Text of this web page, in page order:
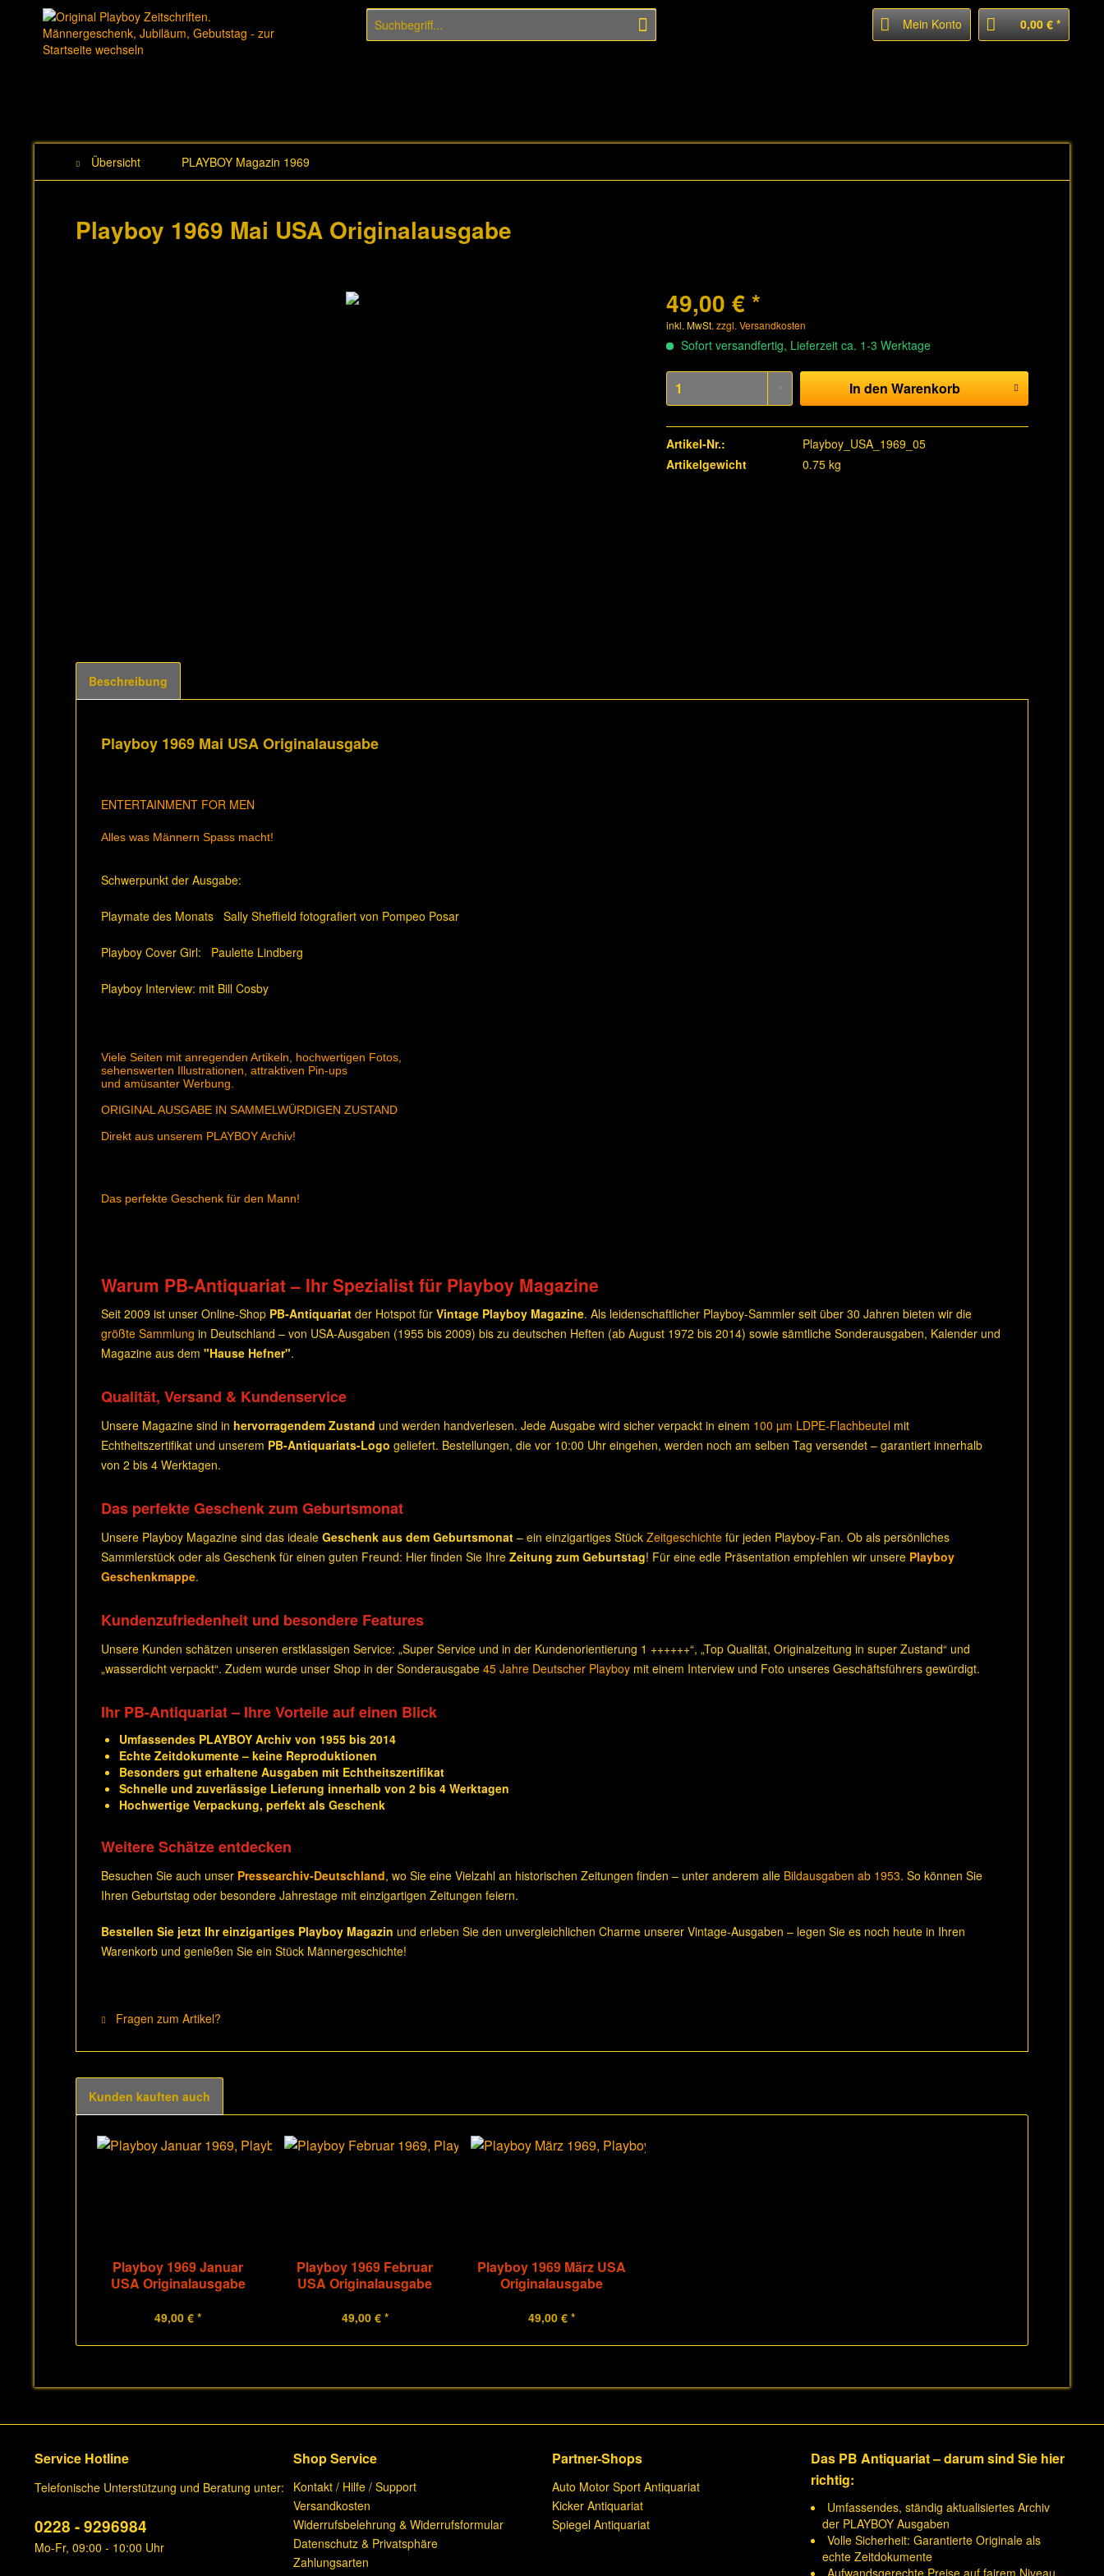
Mein Konto 0,00 € *
Übersicht PLAYBOY Magazin 1969
Playboy 1969 Mai USA Originalausgabe
49,00 € *
inkl. MwSt.zzgl. Versandkosten
Sofort versandfertig, Lieferzeit ca. 1-3 Werktage
In den Warenkorb
Artikel-Nr.:
Playboy_USA_1969_05
Artikelgewicht
0.75 kg
Beschreibung
Playboy 1969 Mai USA Originalausgabe
ENTERTAINMENT FOR MEN
Alles was Männern Spass macht!
Schwerpunkt der Ausgabe:
Playmate des Monats Sally Sheffield fotografiert von Pompeo Posar
Playboy Cover Girl: Paulette Lindberg
Playboy Interview: mit Bill Cosby
Viele Seiten mit anregenden Artikeln, hochwertigen Fotos,
sehenswerten Illustrationen, attraktiven Pin-ups
und amüsanter Werbung.
ORIGINAL AUSGABE IN SAMMELWÜRDIGEN ZUSTAND
Direkt aus unserem PLAYBOY Archiv!
Das perfekte Geschenk für den Mann!
Warum PB-Antiquariat – Ihr Spezialist für Playboy Magazine
Seit 2009 ist unser Online-Shop PB-Antiquariat der Hotspot für Vintage Playboy Magazine. Als leidenschaftlicher Playboy-Sammler seit über 30 Jahren bieten wir die
größte Sammlung in Deutschland – von USA-Ausgaben (1955 bis 2009) bis zu deutschen Heften (ab August 1972 bis 2014) sowie sämtliche Sonderausgaben, Kalender und
Magazine aus dem "Hause Hefner".
Qualität, Versand & Kundenservice
Unsere Magazine sind in hervorragendem Zustand und werden handverlesen. Jede Ausgabe wird sicher verpackt in einem 100 µm LDPE-Flachbeutel mit
Echtheitszertifikat und unserem PB-Antiquariats-Logo geliefert. Bestellungen, die vor 10:00 Uhr eingehen, werden noch am selben Tag versendet – garantiert innerhalb
von 2 bis 4 Werktagen.
Das perfekte Geschenk zum Geburtsmonat
Unsere Playboy Magazine sind das ideale Geschenk aus dem Geburtsmonat – ein einzigartiges Stück Zeitgeschichte für jeden Playboy-Fan. Ob als persönliches
Sammlerstück oder als Geschenk für einen guten Freund: Hier finden Sie Ihre Zeitung zum Geburtstag! Für eine edle Präsentation empfehlen wir unsere Playboy
Geschenkmappe.
Kundenzufriedenheit und besondere Features
Unsere Kunden schätzen unseren erstklassigen Service: „Super Service und in der Kundenorientierung 1 ++++++“, „Top Qualität, Originalzeitung in super Zustand“ und
„wasserdicht verpackt“. Zudem wurde unser Shop in der Sonderausgabe 45 Jahre Deutscher Playboy mit einem Interview und Foto unseres Geschäftsführers gewürdigt.
Ihr PB-Antiquariat – Ihre Vorteile auf einen Blick
Umfassendes PLAYBOY Archiv von 1955 bis 2014
Echte Zeitdokumente – keine Reproduktionen
Besonders gut erhaltene Ausgaben mit Echtheitszertifikat
Schnelle und zuverlässige Lieferung innerhalb von 2 bis 4 Werktagen
Hochwertige Verpackung, perfekt als Geschenk
Weitere Schätze entdecken
Besuchen Sie auch unser Pressearchiv-Deutschland, wo Sie eine Vielzahl an historischen Zeitungen finden – unter anderem alle Bildausgaben ab 1953. So können Sie
Ihren Geburtstag oder besondere Jahrestage mit einzigartigen Zeitungen feiern.
Bestellen Sie jetzt Ihr einzigartiges Playboy Magazin und erleben Sie den unvergleichlichen Charme unserer Vintage-Ausgaben – legen Sie es noch heute in Ihren
Warenkorb und genießen Sie ein Stück Männergeschichte!
Fragen zum Artikel?
Kunden kauften auch
Playboy 1969 Januar
USA Originalausgabe
49,00 € *
Playboy 1969 Februar
USA Originalausgabe
49,00 € *
Playboy 1969 März USA
Originalausgabe
49,00 € *
Service Hotline
Telefonische Unterstützung und Beratung unter:
0228 - 9296984
Mo-Fr, 09:00 - 10:00 Uhr
Shop Service
Kontakt / Hilfe / Support
Versandkosten
Widerrufsbelehrung & Widerrufsformular
Datenschutz & Privatsphäre
Zahlungsarten
Partner-Shops
Auto Motor Sport Antiquariat
Kicker Antiquariat
Spiegel Antiquariat
Das PB Antiquariat – darum sind Sie hier
richtig:
Umfassendes, ständig aktualisiertes Archiv
der PLAYBOY Ausgaben
Volle Sicherheit: Garantierte Originale als
echte Zeitdokumente
Aufwandsgerechte Preise auf fairem Niveau